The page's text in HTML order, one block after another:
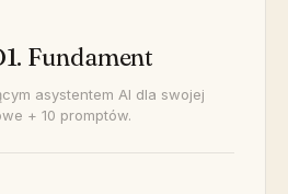
Fundament
asystentem AI dla swojej
+ 10 promptów.